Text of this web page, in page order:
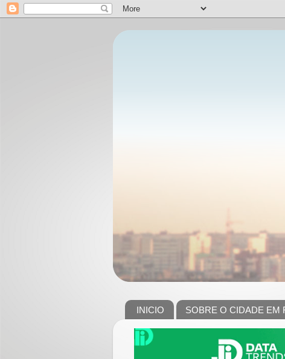
INICIO SOBRE O CIDADE EM